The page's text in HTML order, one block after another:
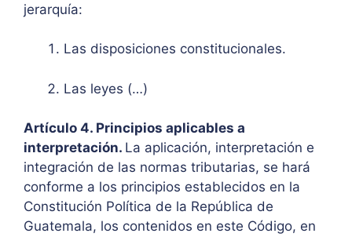
jerarquía:
Las disposiciones constitucionales.
Las leyes (…)
Artículo 4. Principios aplicables a
interpretación. La aplicación, interpretación e
integración de las normas tributarias, se hará
conforme a los principios establecidos en la
Constitución Política de la República de
Guatemala, los contenidos en este Código, en